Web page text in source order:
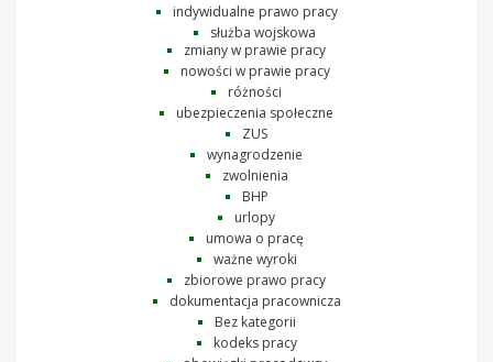
indywidualne prawo pracy
służba wojskowa
zmiany w prawie pracy
nowości w prawie pracy
różności
ubezpieczenia społeczne
ZUS
wynagrodzenie
zwolnienia
BHP
urlopy
umowa o pracę
ważne wyroki
zbiorowe prawo pracy
dokumentacja pracownicza
Bez kategorii
kodeks pracy